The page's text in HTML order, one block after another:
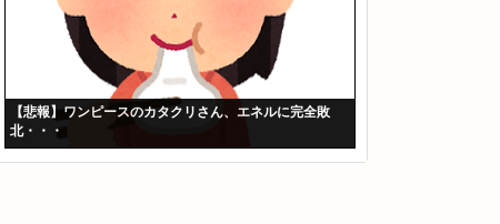
【悲報】ワンピースのカタクリさん、エネルに完全敗
北・・・